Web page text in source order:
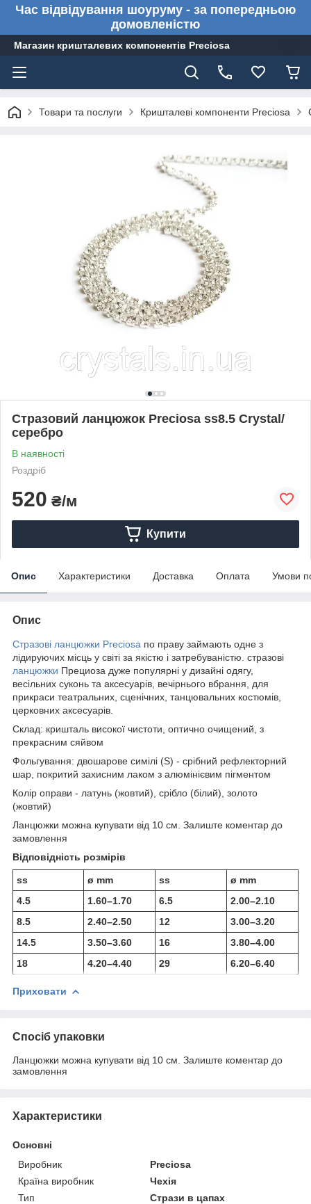
Час відвідування шоуруму - за попередньою
домовленістю
Магазин кришталевих компонентів Preciosa
Товари та послуги Кришталеві компоненти Preciosa
Стразовий ланцюжок Preciosa ss8.5 Crystal/
серебро
В наявності
Роздріб
520 ₴/м
Купити
Опис Характеристики Доставка Оплата Умови
Опис
Стразові ланцюжки Preciosa по праву займають одне з
лідируючих місць у світі за якістю і затребуваністю. стразові
ланцюжки Прециоза дуже популярні у дизайні одягу,
весільних суконь та аксесуарів, вечірнього вбрання, для
прикраси театральних, сценічних, танцювальних костюмів,
церковних аксесуарів.
Склад: кришталь високої чистоти, оптично очищений, з
прекрасним сяйвом
Фольгування: двошарове симілі (S) - срібний рефлекторний
шар, покритий захисним лаком з алюмінієвим пігментом
Колір оправи - латунь (жовтий), срібло (білий), золото
(жовтий)
Ланцюжки можна купувати від 10 см. Залиште коментар до
замовлення
Відповідність розмірів
ss ø mm ss
ø mm
4.5
1.60–1.70 6.5
2.00–2.10
8.5
2.40–2.50 12
3.00–3.20
14.5
3.50–3.60 16
3.80–4.00
18
4.20–4.40 29 6.20–6.40
Приховати
Спосіб упаковки
Ланцюжки можна купувати від 10 см. Залиште коментар до
замовлення
Характеристики
Основні
Виробник
Preciosa
Країна виробник
Чехія
Тип
Стрази в цапах